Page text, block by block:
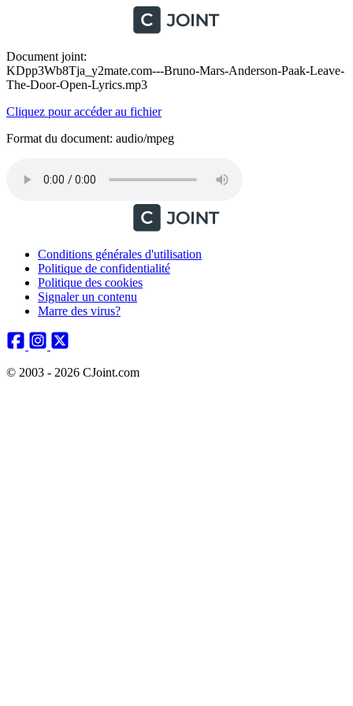
Document joint:
KDpp3Wb8Tja_y2mate.com---Bruno-Mars-Anderson-Paak-Leave-
The-Door-Open-Lyrics.mp3
Cliquez pour accéder au fichier
Format du document: audio/mpeg
Conditions générales d'utilisation
Politique de confidentialité
Politique des cookies
Signaler un contenu
Marre des virus?
© 2003 - 2026 CJoint.com